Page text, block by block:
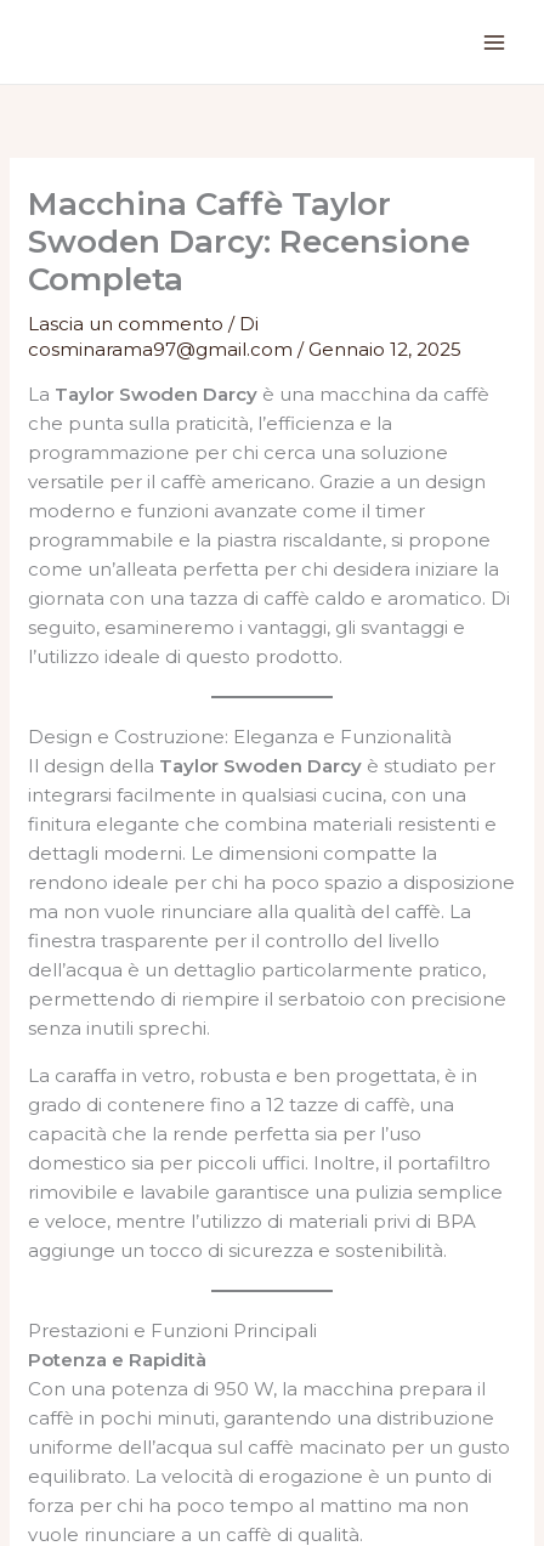
Macchina Caffè Taylor
Swoden Darcy: Recensione
Completa
Lascia un commento / Di
cosminarama97@gmail.com/Gennaio 12, 2025
La Taylor Swoden Darcy è una macchina da caffè
che punta sulla praticità, l’efficienza e la
programmazione per chi cerca una soluzione
versatile per il caffè americano. Grazie a un design
moderno e funzioni avanzate come il timer
programmabile e la piastra riscaldante, si propone
come un’alleata perfetta per chi desidera iniziare la
giornata con una tazza di caffè caldo e aromatico. Di
seguito, esamineremo i vantaggi, gli svantaggi e
l’utilizzo ideale di questo prodotto.
Design e Costruzione: Eleganza e Funzionalità
Il design della Taylor Swoden Darcy è studiato per
integrarsi facilmente in qualsiasi cucina, con una
finitura elegante che combina materiali resistenti e
dettagli moderni. Le dimensioni compatte la
rendono ideale per chi ha poco spazio a disposizione
ma non vuole rinunciare alla qualità del caffè. La
finestra trasparente per il controllo del livello
dell’acqua è un dettaglio particolarmente pratico,
permettendo di riempire il serbatoio con precisione
senza inutili sprechi.
La caraffa in vetro, robusta e ben progettata, è in
grado di contenere fino a 12 tazze di caffè, una
capacità che la rende perfetta sia per l’uso
domestico sia per piccoli uffici. Inoltre, il portafiltro
rimovibile e lavabile garantisce una pulizia semplice
e veloce, mentre l’utilizzo di materiali privi di BPA
aggiunge un tocco di sicurezza e sostenibilità.
Prestazioni e Funzioni Principali
Potenza e Rapidità
Con una potenza di 950 W, la macchina prepara il
caffè in pochi minuti, garantendo una distribuzione
uniforme dell’acqua sul caffè macinato per un gusto
equilibrato. La velocità di erogazione è un punto di
forza per chi ha poco tempo al mattino ma non
vuole rinunciare a un caffè di qualità.